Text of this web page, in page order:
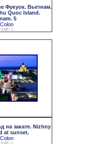
Фукуок. Вьетнам.
Quoc Island.
5
0.00 / 1
на закате. Nizhny
at sunset.